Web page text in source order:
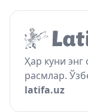
Ҳар куни энг
расмлар.
latifa.uz